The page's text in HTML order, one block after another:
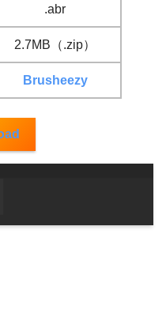
.abr
2.7MB（.zip）
Brusheezy